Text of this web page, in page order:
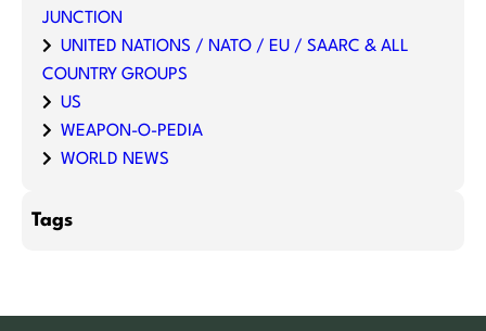
JUNCTION
UNITED NATIONS / NATO / EU / SAARC & ALL
COUNTRY GROUPS
US
WEAPON-O-PEDIA
WORLD NEWS
Tags